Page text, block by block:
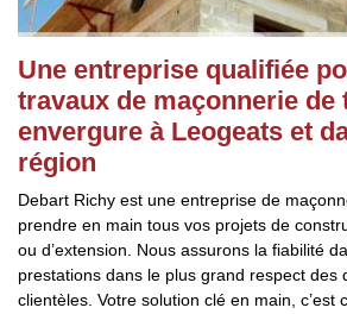
Une entreprise qualifiée
travaux de maçonnerie de
envergure à Leogeats et
région
Debart Richy est une entreprise de
prendre en main tous vos projets de
ou d’extension. Nous assurons la fiabilité
prestations dans le plus grand respect des
clientèles. Votre solution clé en main, c’est